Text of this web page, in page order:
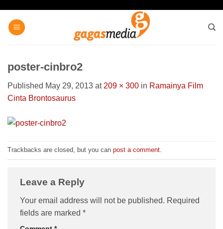
content
poster-cinbro2
Published May 29, 2013 at 209 × 300 in Ramainya Film
Cinta Brontosaurus
Trackbacks are closed, but you can post a comment
Leave a Reply
Your email address will not be published. Required
fields are marked *